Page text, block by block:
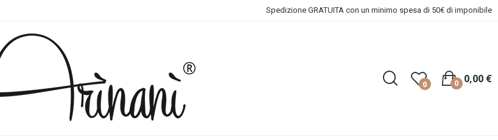
Spedizione GRATUITA con un minimo spesa di 50€ di imponibile
0 0,00 €
0